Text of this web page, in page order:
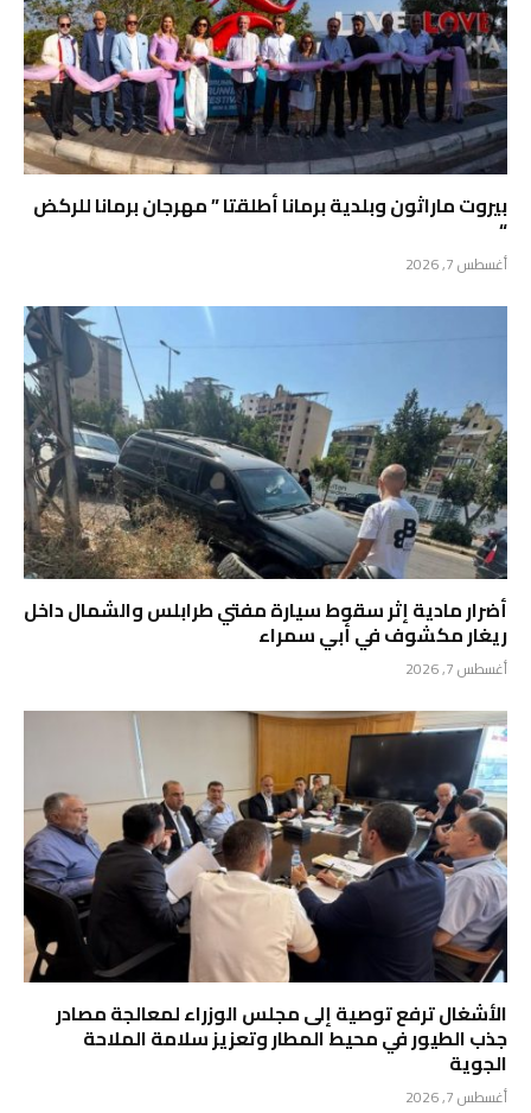
بيروت ماراثون وبلدية برمانا أطلقتا ” مهرجان برمانا للركض
“
أغسطس 7, 2026
أضرار مادية إثر سقوط سيارة مفتي طرابلس والشمال داخل
ريغار مكشوف في أبي سمراء
أغسطس 7, 2026
الأشغال ترفع توصية إلى مجلس الوزراء لمعالجة مصادر
جذب الطيور في محيط المطار وتعزيز سلامة الملاحة
الجوية
أغسطس 7, 2026